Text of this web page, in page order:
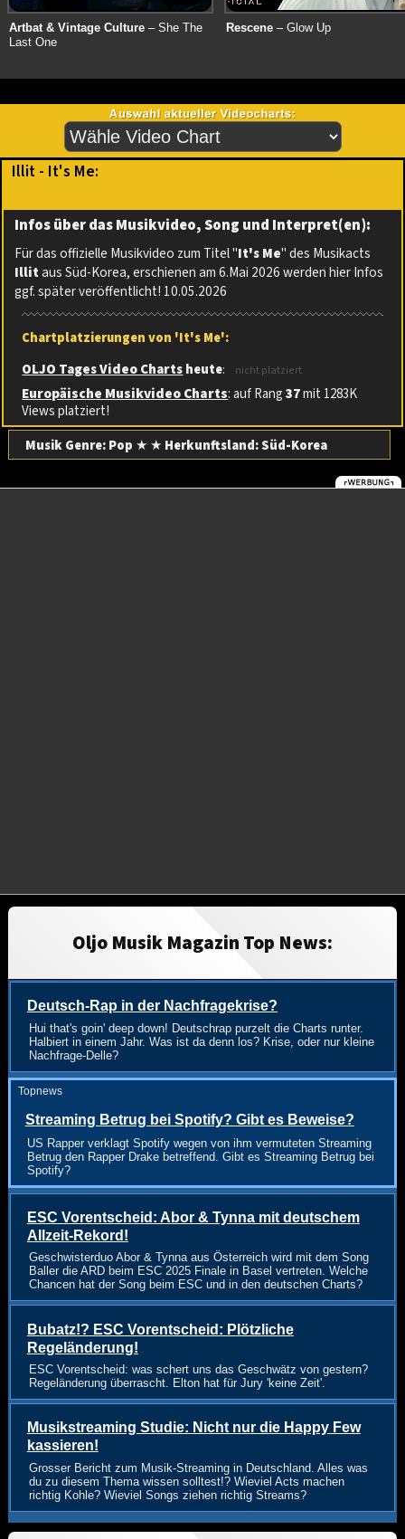
Artbat & Vintage Culture – She The
Last One
Rescene – Glow Up
Illit - It's Me:
Infos über das Musikvideo, Song und Interpret(en):
Für das offizielle Musikvideo zum Titel "It's Me" des Musikacts
Illitaus Süd-Korea, erschienen am 6.Mai 2026 werden hier Infos
ggf. später veröffentlicht! 10.05.2026
Chartplatzierungen von 'It's Me':
OLJO Tages Video Chartsheute: nicht platziert
Europäische Musikvideo Charts: auf Rang37mit 1283K
Views platziert!
Musik Genre: Pop ★ ★ Herkunftsland:Süd-Korea
Oljo Musik Magazin Top News:
Deutsch-Rap in der Nachfragekrise?
Hui that's goin' deep down! Deutschrap purzelt die Charts runter.
Halbiert in einem Jahr. Was ist da denn los? Krise, oder nur kleine
Nachfrage-Delle?
Topnews
Streaming Betrug bei Spotify? Gibt es Beweise?
US Rapper verklagt Spotify wegen von ihm vermuteten Streaming
Betrug den Rapper Drake betreffend. Gibt es Streaming Betrug bei
Spotify?
ESC Vorentscheid: Abor & Tynna mit deutschem
Allzeit-Rekord!
Geschwisterduo Abor & Tynna aus Österreich wird mit dem Song
Baller die ARD beim ESC 2025 Finale in Basel vertreten. Welche
Chancen hat der Song beim ESC und in den deutschen Charts?
Bubatz!? ESC Vorentscheid: Plötzliche
Regeländerung!
ESC Vorentscheid: was schert uns das Geschwätz von gestern?
Regeländerung überrascht. Elton hat für Jury 'keine Zeit'.
Musikstreaming Studie: Nicht nur die Happy Few
kassieren!
Grosser Bericht zum Musik-Streaming in Deutschland. Alles was
du zu diesem Thema wissen solltest!? Wieviel Acts machen
richtig Kohle? Wieviel Songs ziehen richtig Streams?